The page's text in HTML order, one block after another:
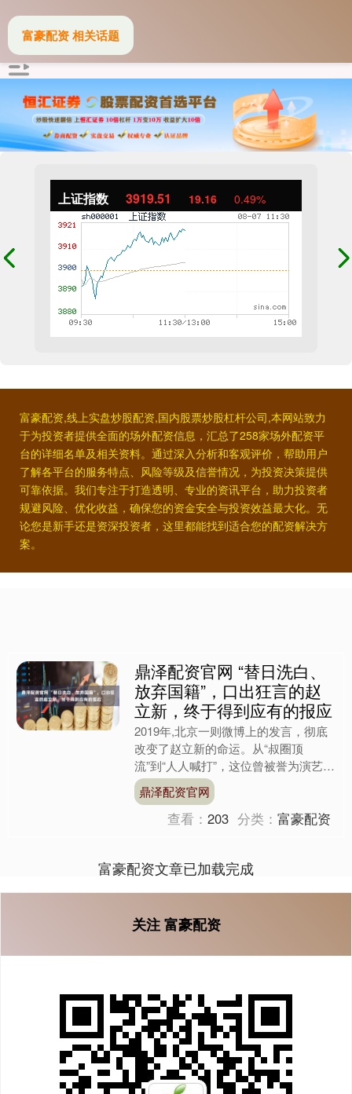
上证指数 3919.51 19.16 0.49%
富豪配资,线上实盘炒股配资,国内股票炒股杠杆公司,本网站致力
于为投资者提供全面的场外配资信息，汇总了258家场外配资平
台的详细名单及相关资料。通过深入分析和客观评价，帮助用户
了解各平台的服务特点、风险等级及信誉情况，为投资决策提供
可靠依据。我们专注于打造透明、专业的资讯平台，助力投资者
规避风险、优化收益，确保您的资金安全与投资效益最大化。无
论您是新手还是资深投资者，这里都能找到适合您的配资解决方
案。
富豪配资 相关话题
鼎泽配资官网 “替日洗白、
放弃国籍”，口出狂言的赵
立新，终于得到应有的报应
2019年,北京一则微博上的发言，彻底
改变了赵立新的命运。从“叔圈顶
流”到“人人喊打”，这位曾被誉为演艺圈
最有文化底蕴的演员，在短短几天内，
从神坛跌入谷底。他的....
鼎泽配资官网
查看：203 分类：富豪配资
富豪配资文章已加载完成
关注 富豪配资